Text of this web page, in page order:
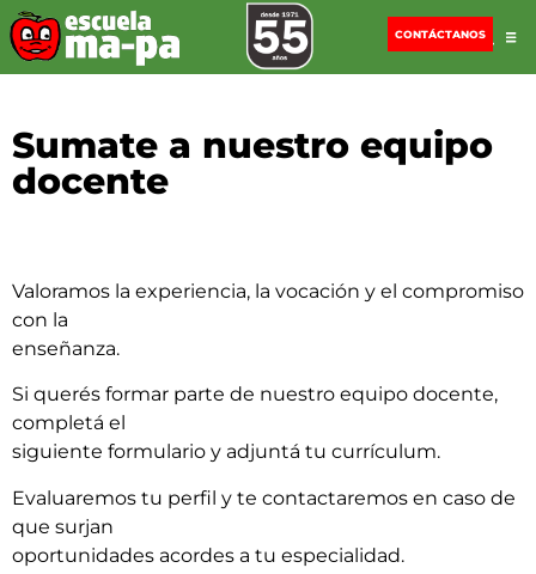
CONTÁCTANOS
Sumate a nuestro equipo
docente
Valoramos la experiencia, la vocación y el compromiso
con la
enseñanza.
Si querés formar parte de nuestro equipo docente,
completá el
siguiente formulario y adjuntá tu currículum.
Evaluaremos tu perfil y te contactaremos en caso de
que surjan
oportunidades acordes a tu especialidad.